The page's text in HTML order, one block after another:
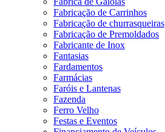
Fabricação de Carrinhos
Fabricação de churrasqueiras
Fabricação de Premoldados
Fabricante de Inox
Fantasias
Fardamentos
Farmácias
Faróis e Lantenas
Fazenda
Ferro Velho
Festas e Eventos